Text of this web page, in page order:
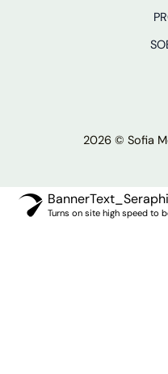
2026 © Sofia
Turns on site high speed to